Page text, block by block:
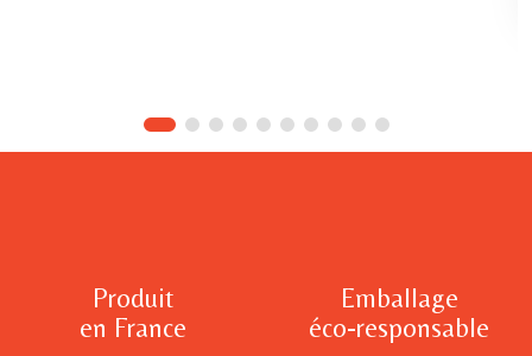
Produit
en France
Emballage
éco-responsable